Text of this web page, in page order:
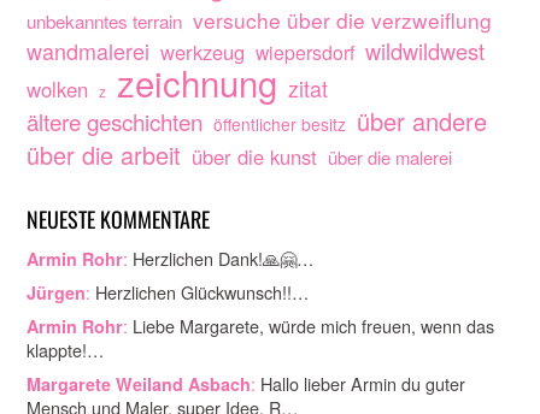
unbekanntes terrain versuche über die verzweiflung
wandmalerei werkzeug wiepersdorf wildwildwest
wolken z zeichnung zitat
ältere geschichten öffentlicher besitz über andere
über die arbeit über die kunst über die malerei
NEUESTE KOMMENTARE
Armin Rohr: Herzlichen Dank!🙏🤗…
Jürgen: Herzlichen Glückwunsch!!…
Armin Rohr: Liebe Margarete, würde mich freuen, wenn das
klappte!…
Margarete Weiland Asbach: Hallo lieber Armin du guter
Mensch und Maler. super Idee. R…